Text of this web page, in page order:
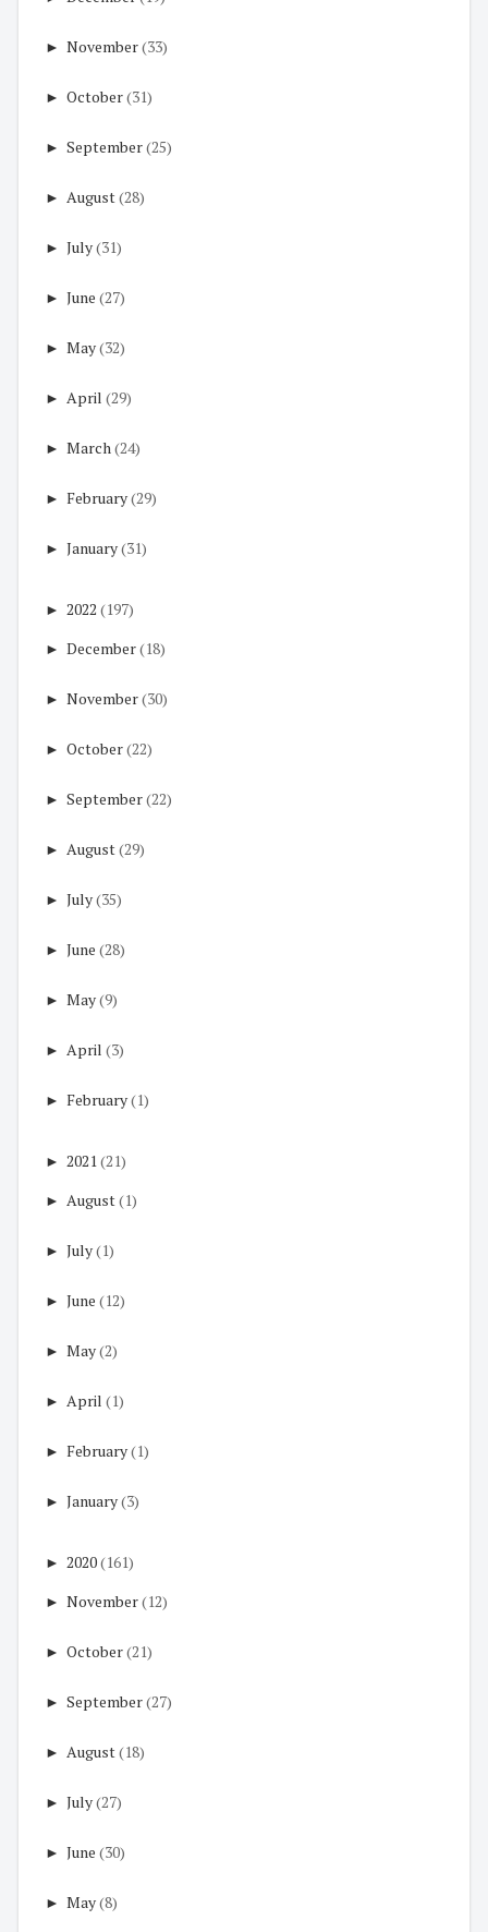
► November(33)
► October(31)
► September(25)
► August(28)
► July(31)
► June (27)
► May(32)
► April (29)
► March (24)
► February(29)
► January(31)
► 2022 (197)
► December(18)
► November(30)
► October(22)
► September(22)
► August(29)
► July(35)
► June (28)
► May(9)
► April (3)
► February(1)
► 2021(21)
► August(1)
► July(1)
► June (12)
► May(2)
► April (1)
► February(1)
► January(3)
► 2020(161)
► November(12)
► October(21)
► September(27)
► August(18)
► July(27)
► June (30)
► May(8)